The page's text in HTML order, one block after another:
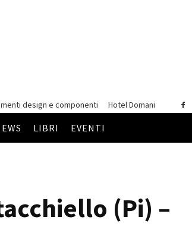
design e componenti Hotel Domani
LIBRI EVENTI
(Pi) –